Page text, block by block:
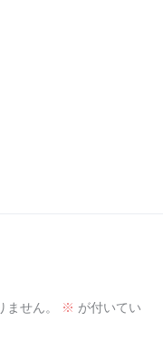
せん。 ※ が付いてい